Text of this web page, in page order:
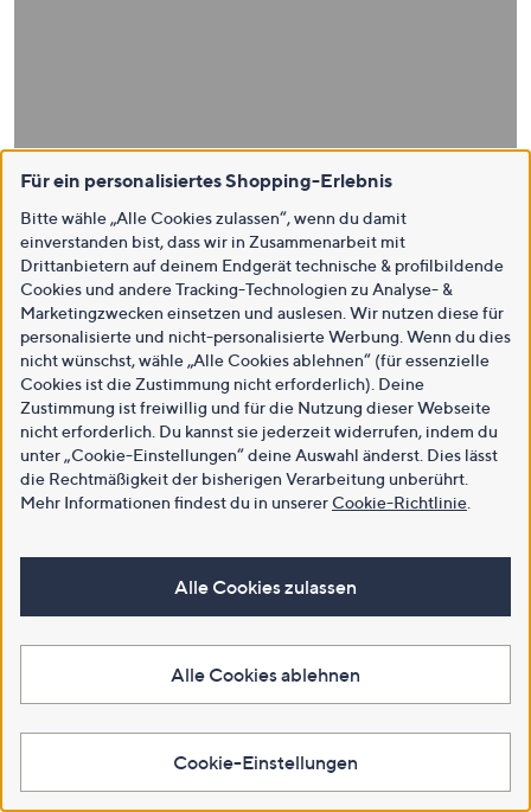
Für ein personalisiertes Shopping-Erlebnis
Bitte wähle „Alle Cookies zulassen“, wenn du damit
einverstanden bist, dass wir in Zusammenarbeit mit
Drittanbietern auf deinem Endgerät technische & profilbildende
Cookies und andere Tracking-Technologien zu Analyse- &
Marketingzwecken einsetzen und auslesen. Wir nutzen diese für
personalisierte und nicht-personalisierte Werbung. Wenn du dies
nicht wünschst, wähle „Alle Cookies ablehnen“ (für essenzielle
Cookies ist die Zustimmung nicht erforderlich). Deine
Zustimmung ist freiwillig und für die Nutzung dieser Webseite
nicht erforderlich. Du kannst sie jederzeit widerrufen, indem du
unter „Cookie-Einstellungen“ deine Auswahl änderst. Dies lässt
die Rechtmäßigkeit der bisherigen Verarbeitung unberührt.
Mehr Informationen findest du in unsererCookie-Richtlinie
Alle Cookies zulassen
Alle Cookies ablehnen
Cookie-Einstellungen